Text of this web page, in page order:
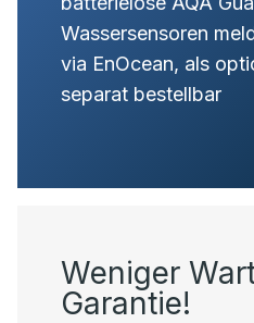
Wassersensoren
via EnOcean, als
separat bestellbar
Weniger
Garantie!